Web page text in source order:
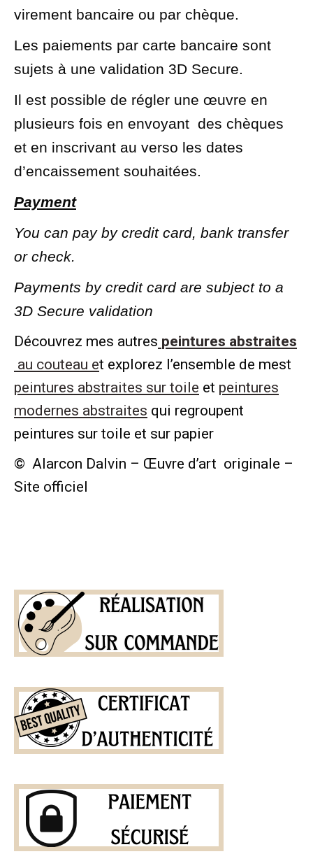
virement bancaire ou par chèque.
Les paiements par carte bancaire sont
sujets à une validation 3D Secure.
Il est possible de régler une œuvre en
plusieurs fois en envoyant des chèques
et en inscrivant au verso les dates
d’encaissement souhaitées.
Payment
You can pay by credit card, bank transfer
or check.
Payments by credit card are subject to a
3D Secure validation
Découvrez mes autres peintures abstraites
au couteau et explorez l’ensemble de mest
peintures abstraites sur toile et peintures
modernes abstraites qui regroupent
peintures sur toile et sur papier
© Alarcon Dalvin – Œuvre d’art originale –
Site officiel